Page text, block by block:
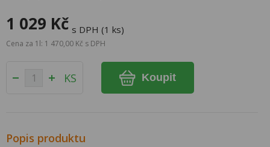
1 029 Kč s DPH (1 ks)
Cena za 1l: 1 470,00 Kč s DPH
KS Koupit
Popis produktu